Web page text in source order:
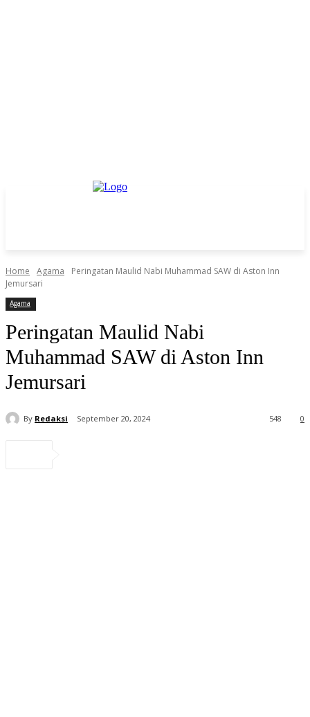
Home Agama
Peringatan Maulid Nabi Muhammad SAW di Aston Inn
Jemursari
Agama
Peringatan Maulid Nabi
Muhammad SAW di Aston Inn
Jemursari
By Redaksi September 20, 2024 0
548